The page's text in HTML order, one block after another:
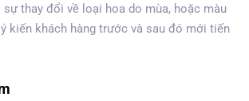
sự thay đổi về loại hoa do mùa, hoặc màu
kiến khách hàng trước và sau đó mới tiến